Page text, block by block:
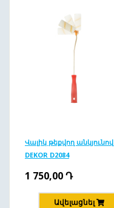
Վալիկ թեքվող անկյունով
DEKOR D2084
1 750,00Դ
Ավելացնել